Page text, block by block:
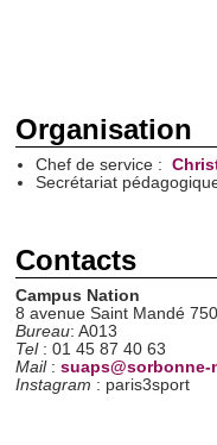
Organisation
Chef de service :
Secrétariat
Contacts
Campus Nation
8 avenue Saint Mandé
Bureau: A013
Tel : 01 45 87 40 63
Mail: suaps@sorbonne-
Instagram : paris3sport